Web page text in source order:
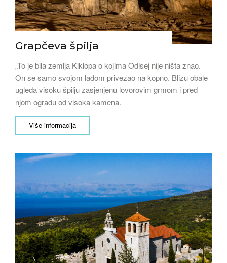
Grapčeva špilja
„To je bila zemlja Kiklopa o kojima Odisej nije ništa znao.
On se samo svojom lađom privezao na kopno. Blizu obale
ugleda visoku špilju zasjenjenu lovorovim grmom i pred
njom ogradu od visoka kamena.
Više informacija